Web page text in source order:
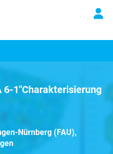
6-1"Charakterisierung
Nürnberg (FAU),